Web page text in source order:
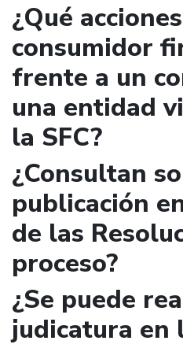
¿Qué
consumidor
frente a un
una entidad
la SFC?
¿Consultan
publicación
de las
proceso?
¿Se puede
judicatura en